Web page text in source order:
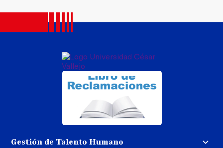
Gestión de Talento Humano